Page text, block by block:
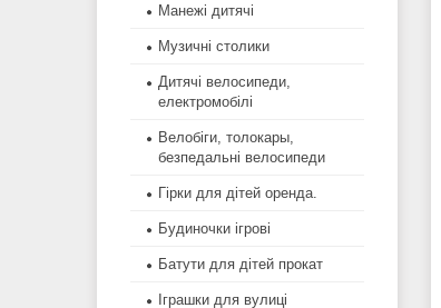
Манежі дитячі
Музичні столики
Дитячі велосипеди,
електромобілі
Велобіги, толокары,
безпедальні велосипеди
Гірки для дітей оренда.
Будиночки ігрові
Батути для дітей прокат
Іграшки для вулиці